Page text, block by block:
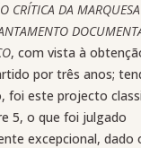
CRÍTICA DA
, com vista à
por três anos;
foi este projecto
5, o que foi julgado
excepcional, dado